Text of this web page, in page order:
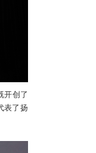
开创了
表了扬